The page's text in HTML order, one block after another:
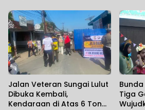
Bola
Jalan Veteran Sungai Lulut
Dibuka Kembali,
Kendaraan di Atas 6 Ton
Bunda
Tiga